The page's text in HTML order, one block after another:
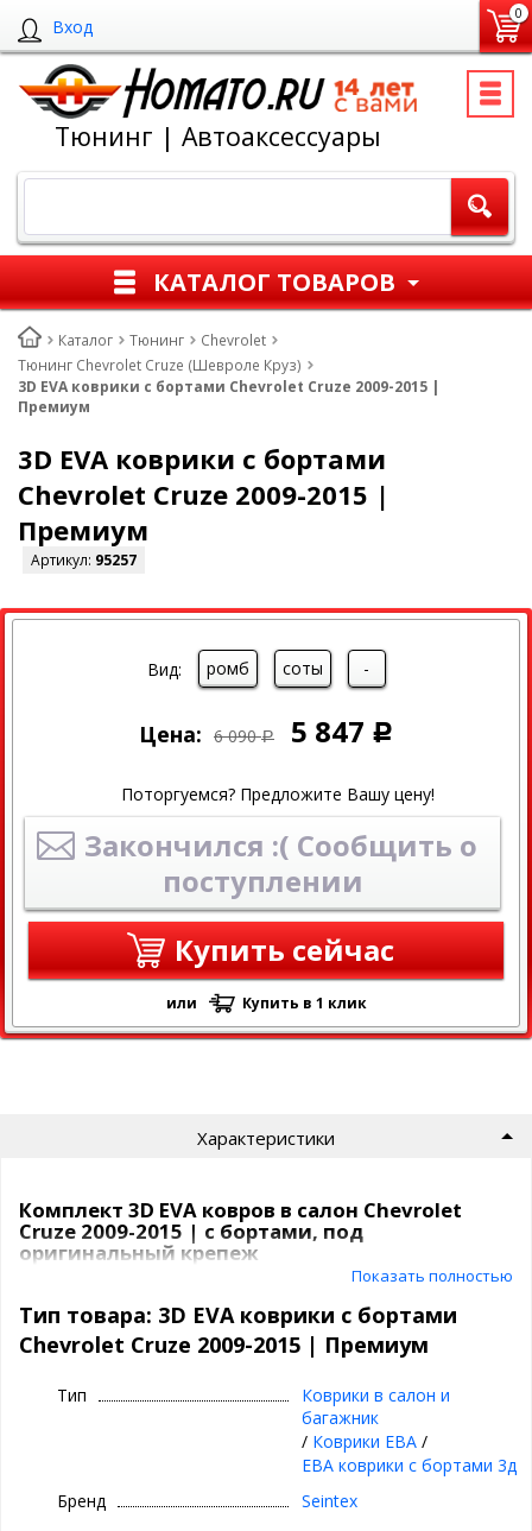
Вход
0
Тюнинг | Автоаксессуары
КАТАЛОГ ТОВАРОВ
Каталог Тюнинг
Chevrolet
Тюнинг Chevrolet Cruze (Шевроле Круз)
3D EVA коврики с бортами Chevrolet Cruze 2009-2015 |
Премиум
3D EVA коврики с бортами
Chevrolet Cruze 2009-2015 |
Премиум
Артикул: 95257
СКИДКА
Вид: ромб соты -
Цена: 6 090 Р 5 847 Р
Поторгуемся? Предложите Вашу цену!
Закончился :( Сообщить о
поступлении
Купить сейчас
или Купить в 1 клик
Характеристики
Комплект 3D EVA ковров в салон Chevrolet
Cruze 2009-2015 | с бортами, под
оригинальный крепеж
бортиками | Seintex
⊕ надежно фиксируются, так как сделаны под
оригинальный крепеж, идельно повторяют
лето, осень, зима, весна
Показать полностью
Тип товара: 3D EVA коврики с бортами
Chevrolet Cruze 2009-2015 | Премиум
Тип
Коврики в салон и
багажник
/ Коврики ЕВА/
ЕВА коврики с бортами 3д
Бренд
Seintex